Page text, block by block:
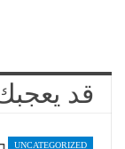
قد
UNCATEGORIZED